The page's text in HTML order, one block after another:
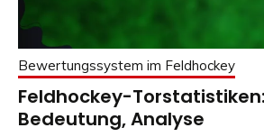
Bewertungssystem im Feldhockey
Feldhockey-
Bedeutung, Analyse